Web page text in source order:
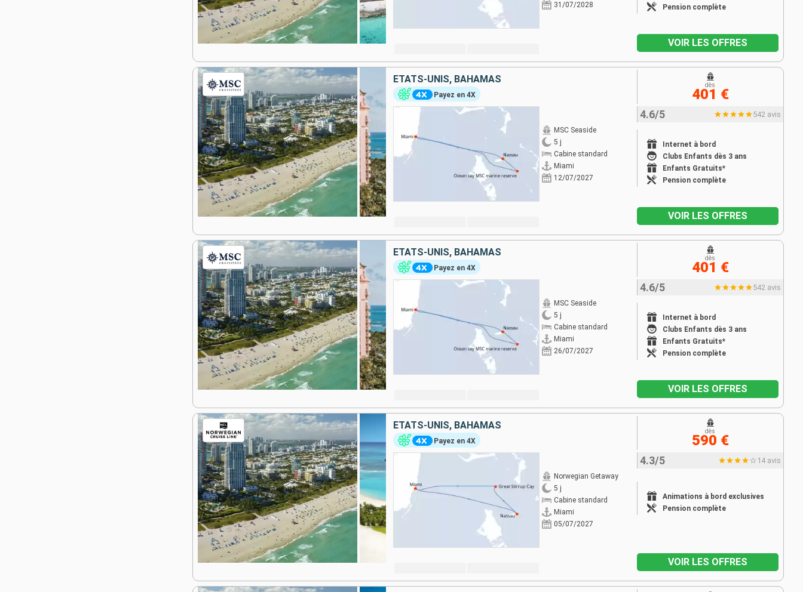
31/07/2028
Pension complète
VOIR LES OFFRES
ÉTATS-UNIS, BAHAMAS
Payez en 4X
MSC Seaside
5 j
Cabine standard
Miami
12/07/2027
4.6/5 542 avis
Internet à bord
Clubs Enfants dès 3 ans
Enfants Gratuits*
Pension complète
dès
401 €
VOIR LES OFFRES
ÉTATS-UNIS, BAHAMAS
Payez en 4X
MSC Seaside
5 j
Cabine standard
Miami
26/07/2027
4.6/5 542 avis
Internet à bord
Clubs Enfants dès 3 ans
Enfants Gratuits*
Pension complète
dès
401 €
VOIR LES OFFRES
ÉTATS-UNIS, BAHAMAS
Payez en 4X
Norwegian Getaway
5 j
Cabine standard
Miami
05/07/2027
4.3/5 14 avis
Animations à bord exclusives
Pension complète
dès
590 €
VOIR LES OFFRES